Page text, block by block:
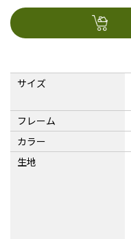
サイズ
フレーム
カラー
生地